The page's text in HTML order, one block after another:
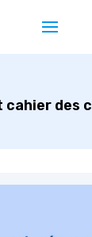
cahier des